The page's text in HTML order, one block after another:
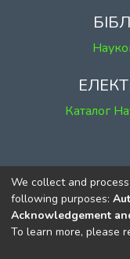
Каталог
м. Київ,
We collect and
following purposes:
Acknowledgement
To learn more, please